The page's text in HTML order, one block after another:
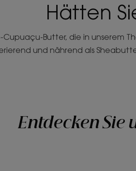
Hätten
Cupuaçu-Butter, die in unserem
und nährend als
Entdecken Sie